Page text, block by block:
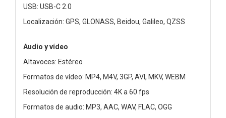
USB: USB-C 2.0
Localización: GPS, GLONASS, Beidou, Galileo, QZSS
Audio y vídeo
Altavoces: Estéreo
Formatos de vídeo: MP4, M4V, 3GP, AVI, MKV, WEBM
Resolución de reproducción: 4K a 60 fps
Formatos de audio: MP3, AAC, WAV, FLAC, OGG